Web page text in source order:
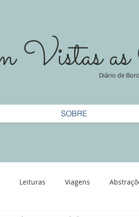
as
Diário de
SOBRE
Leituras Viagens